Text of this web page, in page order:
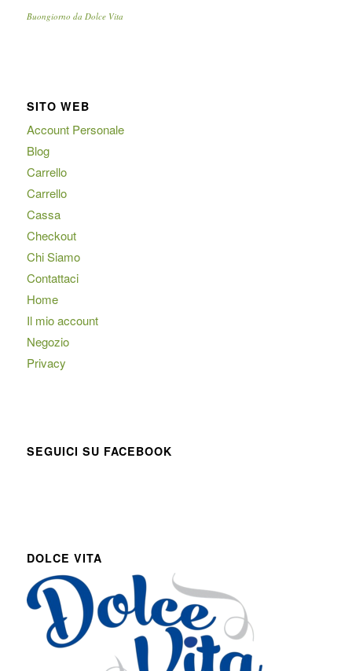
Buongiorno da Dolce Vita
SITO WEB
Account Personale
Blog
Carrello
Carrello
Cassa
Checkout
Chi Siamo
Contattaci
Home
Il mio account
Negozio
Privacy
SEGUICI SU FACEBOOK
DOLCE VITA